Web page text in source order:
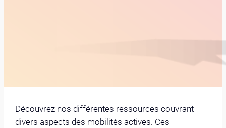
Découvrez nos différentes ressources couvrant
divers aspects des mobilités actives. Ces